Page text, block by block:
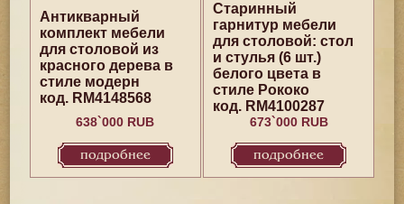
Антикварный
комплект мебели
для столовой из
красного дерева в
стиле модерн
код. RM4148568
638`000 RUB
подробнее
Старинный
гарнитур мебели
для столовой: стол
и стулья (6 шт.)
белого цвета в
стиле Рококо
код. RM4100287
673`000 RUB
подробнее